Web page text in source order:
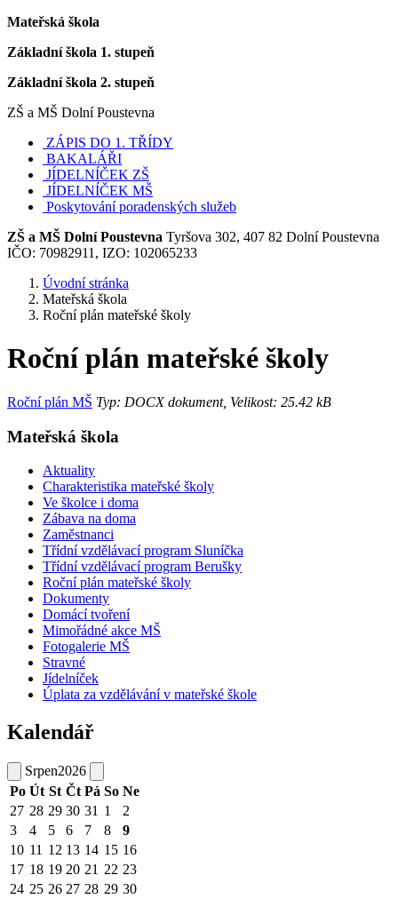
Mateřská škola
Základní škola 1. stupeň
Základní škola 2. stupeň
ZŠ a MŠ Dolní Poustevna
ZÁPIS DO 1. TŘÍDY
BAKALÁŘI
JÍDELNÍČEK ZŠ
JÍDELNÍČEK MŠ
Poskytování poradenských služeb
ZŠ a MŠ Dolní Poustevna Tyršova 302, 407 82 Dolní Poustevna
IČO: 70982911, IZO: 102065233
Úvodní stránka
Mateřská škola
Roční plán mateřské školy
Roční plán mateřské školy
Roční plán MŠ Typ: DOCX dokument, Velikost: 25.42 kB
Mateřská škola
Aktuality
Charakteristika mateřské školy
Ve školce i doma
Zábava na doma
Zaměstnanci
Třídní vzdělávací program Sluníčka
Třídní vzdělávací program Berušky
Roční plán mateřské školy
Dokumenty
Domácí tvoření
Mimořádné akce MŠ
Fotogalerie MŠ
Stravné
Jídelníček
Úplata za vzdělávání v mateřské škole
Kalendář
Srpen2026
Po Út St Čt Pá So Ne
27 28 29 30 31 1
2
3
4 5 6 7 8
9
10 11 12 13 14 15 16
17 18 19 20 21 22 23
24 25 26 27 28 29 30